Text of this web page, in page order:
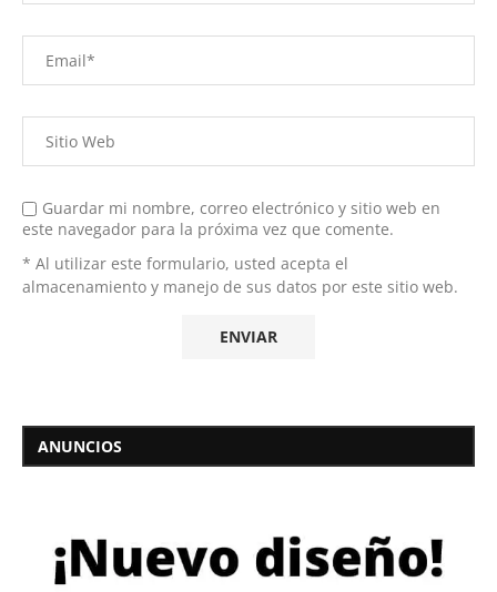
Guardar mi nombre, correo electrónico y sitio web en
este navegador para la próxima vez que comente.
* Al utilizar este formulario, usted acepta el
almacenamiento y manejo de sus datos por este sitio web.
ANUNCIOS